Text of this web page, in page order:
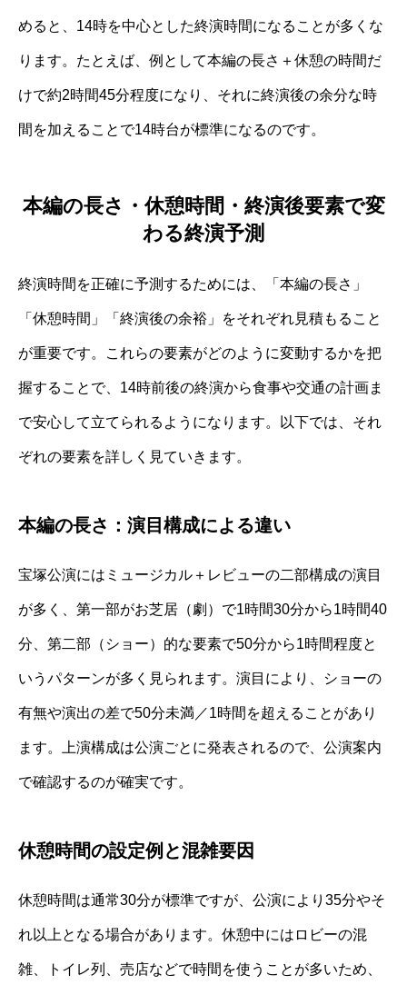
めると、14時を中心とした終演時間になることが多くな
ります。たとえば、例として本編の長さ＋休憩の時間だ
けで約2時間45分程度になり、それに終演後の余分な時
間を加えることで14時台が標準になるのです。
本編の長さ・休憩時間・終演後要素で変
わる終演予測
終演時間を正確に予測するためには、「本編の長さ」
「休憩時間」「終演後の余裕」をそれぞれ見積もること
が重要です。これらの要素がどのように変動するかを把
握することで、14時前後の終演から食事や交通の計画ま
で安心して立てられるようになります。以下では、それ
ぞれの要素を詳しく見ていきます。
本編の長さ：演目構成による違い
宝塚公演にはミュージカル＋レビューの二部構成の演目
が多く、第一部がお芝居（劇）で1時間30分から1時間40
分、第二部（ショー）的な要素で50分から1時間程度と
いうパターンが多く見られます。演目により、ショーの
有無や演出の差で50分未満／1時間を超えることがあり
ます。上演構成は公演ごとに発表されるので、公演案内
で確認するのが確実です。
休憩時間の設定例と混雑要因
休憩時間は通常30分が標準ですが、公演により35分やそ
れ以上となる場合があります。休憩中にはロビーの混
雑、トイレ列、売店などで時間を使うことが多いため、